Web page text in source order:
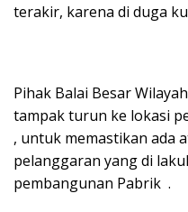
terakir, karena di duga
Pihak Balai Besar
tampak turun ke lokasi
, untuk memastikan ada
pelanggaran yang di
pembangunan Pabrik .